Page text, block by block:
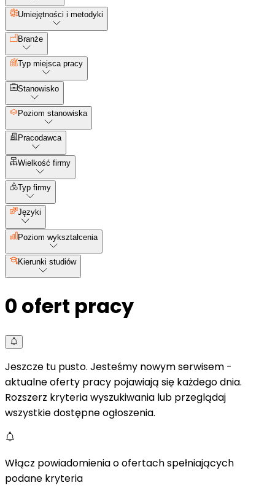
Umiejętności i metodyki
Branże
Typ miejsca pracy
Stanowisko
Poziom stanowiska
Pracodawca
Wielkość firmy
Typ firmy
Języki
Poziom wykształcenia
Kierunki studiów
0 ofert pracy
Jeszcze tu pusto. Jesteśmy nowym serwisem -
aktualne oferty pracy pojawiają się każdego dnia.
Rozszerz kryteria wyszukiwania lub przeglądaj
wszystkie dostępne ogłoszenia.
Włącz powiadomienia o ofertach spełniających
podane kryteria